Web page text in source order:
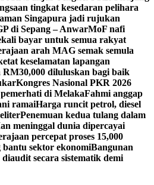
tingkat kesedaran pelihara
Singapura jadi rujukan
di Sepang – AnwarMoF nafi
bayar untuk semua rakyat
arah MAG semak semula
keselamatan lapangan
RM30,000 diluluskan bagi baik
Kongres Nasional PKR 2026
di MelakaFahmi anggap
ramaiHarga runcit petrol, diesel
Penemuan kedua tulang dalam
meninggal dunia dipercayai
percepat proses 15,000
sektor ekonomiBangunan
secara sistematik demi